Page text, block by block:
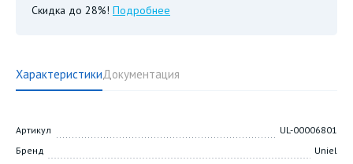
Скидка до 28%! Подробнее
ХарактеристикиДокументация
Артикул
UL-00006801
Бренд
Uniel